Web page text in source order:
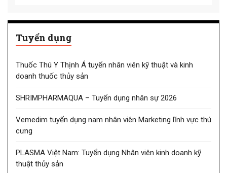
Tuyển dụng
Thuốc Thú Y Thịnh Á tuyển nhân viên kỹ thuật và kinh
doanh thuốc thủy sản
SHRIMPHARMAQUA – Tuyển dụng nhân sự 2026
Vemedim tuyển dụng nam nhân viên Marketing lĩnh vực thú
cưng
PLASMA Việt Nam: Tuyển dụng Nhân viên kinh doanh kỹ
thuật thủy sản